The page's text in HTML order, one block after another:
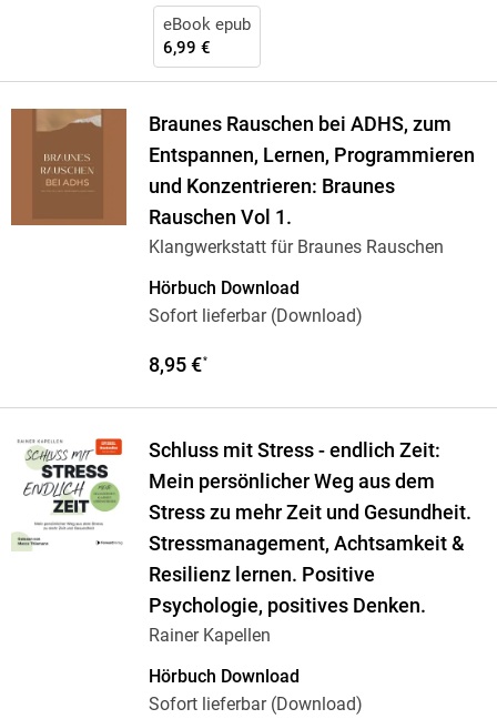
eBook epub
6,99 €
Braunes Rauschen bei ADHS, zum
Entspannen, Lernen, Programmieren
und Konzentrieren: Braunes
Rauschen Vol 1.
Klangwerkstatt für Braunes Rauschen
Hörbuch Download
Sofort lieferbar (Download)
8,95 €*
Schluss mit Stress - endlich Zeit:
Mein persönlicher Weg aus dem
Stress zu mehr Zeit und Gesundheit.
Stressmanagement, Achtsamkeit &
Resilienz lernen. Positive
Psychologie, positives Denken.
Rainer Kapellen
Hörbuch Download
Sofort lieferbar (Download)